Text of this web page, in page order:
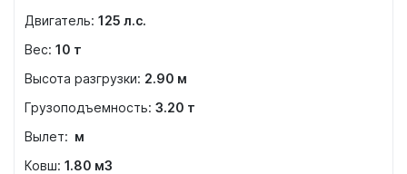
125 л.с.
10 т
2.90 м
3.20 т
м
1.80 м3